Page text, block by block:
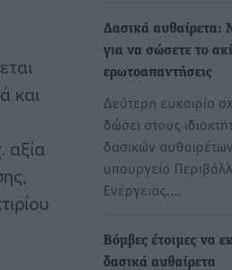
και
αξία
Δασικά αυθαίρετα:
για να σώσετε το
ερωτοαπαντήσεις
Δεύτερη ευκαιρία
δώσει στους
δασικών
υπουργείο
Ενέργειας.…
Βόμβες έτοιμες να
δασικά αυθαίρετα